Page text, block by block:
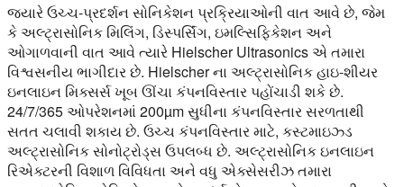
જ્યારે ઉચ્ચ-પ્રદર્શન સોનિકેશન પ્રક્રિયાઓની વાત આવે છે, જેમ
કે અલ્ટ્રાસોનિક મિલિંગ, ડિસ્પર્સિંગ, ઇમલ્સિફિકેશન અને
ઓગાળવાની વાત આવે ત્યારે Hielscher Ultrasonics એ તમારા
વિશ્વસનીય ભાગીદાર છે. Hielscher ના અલ્ટ્રાસોનિક હાઇ-શીયર
ઇનલાઇન મિક્સર્સ ખૂબ ઊંચા કંપનવિસ્તાર પહોંચાડી શકે છે.
24/7/365 ઓપરેશનમાં 200µm સુધીના કંપનવિસ્તાર સરળતાથી
સતત ચલાવી શકાય છે. ઉચ્ચ કંપનવિસ્તાર માટે, કસ્ટમાઇઝ્ડ
અલ્ટ્રાસોનિક સોનોટ્રોડ્સ ઉપલબ્ધ છે. અલ્ટ્રાસોનિક ઇનલાઇન
રિએક્ટરની વિશાળ વિવિધતા અને વધુ એક્સેસરીઝ તમારા